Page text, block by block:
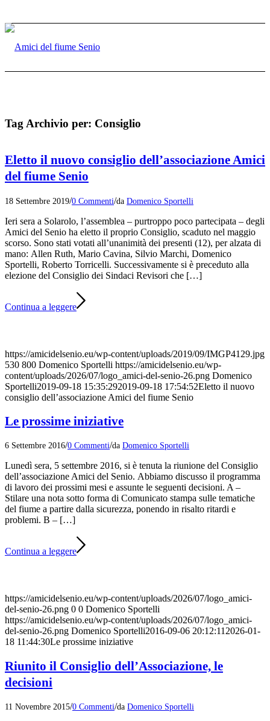
Tag Archivio per: Consiglio
Eletto il nuovo consiglio dell’associazione Amici
del fiume Senio
18 Settembre 2019/0 Commenti/da Domenico Sportelli
Ieri sera a Solarolo, l’assemblea – purtroppo poco partecipata – degli
Amici del Senio ha eletto il proprio Consiglio, scaduto nel maggio
scorso. Sono stati votati all’unanimità dei presenti (12), per alzata di
mano: Allen Ruth, Mario Cavina, Silvio Marchi, Domenico
Sportelli, Roberto Torricelli. Successivamente si è preceduto alla
elezione del Consiglio dei Sindaci Revisori che […]
Continua a leggere
https://amicidelsenio.eu/wp-content/uploads/2019/09/IMGP4129.jpg
530 800 Domenico Sportelli https://amicidelsenio.eu/wp-
content/uploads/2026/07/logo_amici-del-senio-26.png Domenico
Sportelli2019-09-18 15:35:292019-09-18 17:54:52Eletto il nuovo
consiglio dell’associazione Amici del fiume Senio
Le prossime iniziative
6 Settembre 2016/0 Commenti/da Domenico Sportelli
Lunedì sera, 5 settembre 2016, si è tenuta la riunione del Consiglio
dell’associazione Amici del Senio. Abbiamo discusso il programma
di lavoro dei prossimi mesi e assunte le seguenti decisioni. A –
Stilare una nota sotto forma di Comunicato stampa sulle tematiche
del fiume a partire dalla sicurezza, ponendo in risalto ritardi e
problemi. B – […]
Continua a leggere
https://amicidelsenio.eu/wp-content/uploads/2026/07/logo_amici-
del-senio-26.png 0 0 Domenico Sportelli
https://amicidelsenio.eu/wp-content/uploads/2026/07/logo_amici-
del-senio-26.png Domenico Sportelli2016-09-06 20:12:112026-01-
18 11:44:30Le prossime iniziative
Riunito il Consiglio dell’Associazione, le
decisioni
11 Novembre 2015/0 Commenti/da Domenico Sportelli